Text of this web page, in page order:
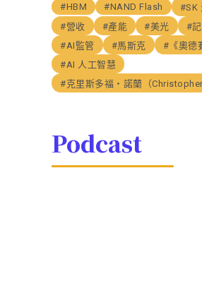
#HBM
#NAND Flash #SK
#營收
#產能 #美光 #
#AI監管
#馬斯克
#《奧德
#AI 人工智慧
#克里斯多福・諾蘭（Christopher
Podcast